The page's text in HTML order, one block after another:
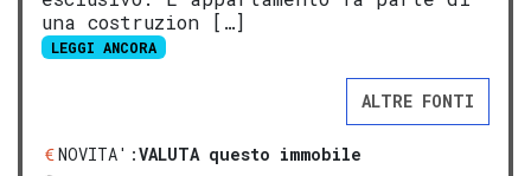
una costruzion […]
LEGGI ANCORA
ALTRE FONTI
NOVITA':VALUTA questo immobile